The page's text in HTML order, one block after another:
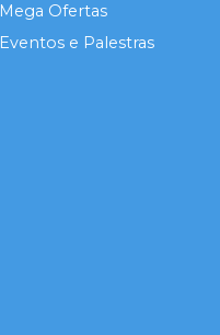
Mega Ofertas
Eventos e Palestras